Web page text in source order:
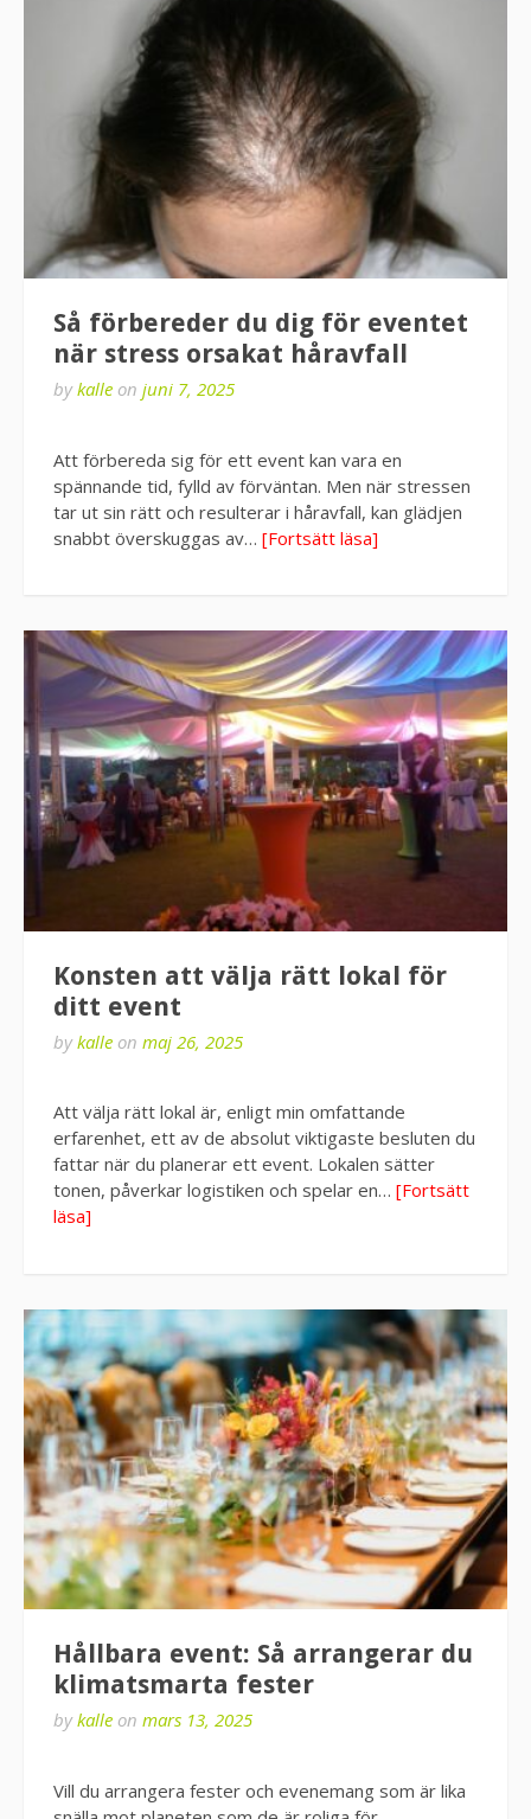
Så förbereder du dig för eventet
när stress orsakat håravfall
bykalle on juni 7, 2025
Att förbereda sig för ett event kan vara en
spännande tid, fylld av förväntan. Men när stressen
tar ut sin rätt och resulterar i håravfall, kan glädjen
snabbt överskuggas av… [Fortsätt läsa]
Konsten att välja rätt lokal för
ditt event
bykalle on maj 26, 2025
Att välja rätt lokal är, enligt min omfattande
erfarenhet, ett av de absolut viktigaste besluten du
fattar när du planerar ett event. Lokalen sätter
tonen, påverkar logistiken och spelar en… [Fortsätt
läsa]
Hållbara event: Så arrangerar du
klimatsmarta fester
bykalle on mars 13, 2025
Vill du arrangera fester och evenemang som är lika